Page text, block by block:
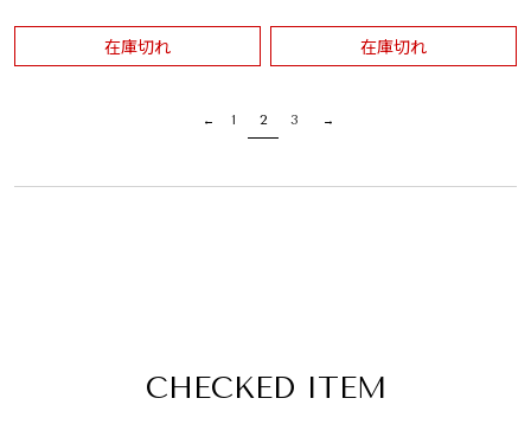
在庫切れ 在庫切れ
1 2 3
CHECKED ITEM